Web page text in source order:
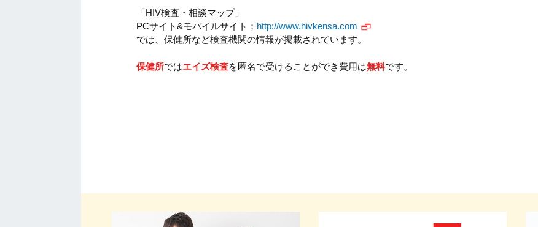
「HIV検査・相談マップ」
PCサイト&モバイルサイト； http://www.hivkensa.com
では、保健所など検査機関の情報が掲載されています。
保健所ではエイズ検査を匿名で受けることができ費用は無料です。